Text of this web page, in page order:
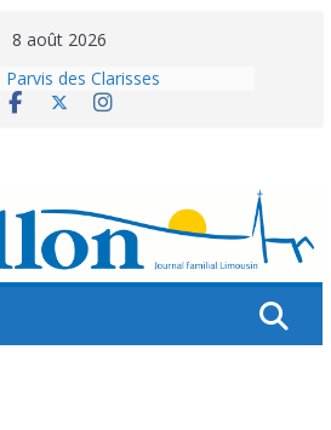
8 août 2026
Parvis des Clarisses
« Des vacances
murales de nos églises
vous ! Réabonnez-vous !